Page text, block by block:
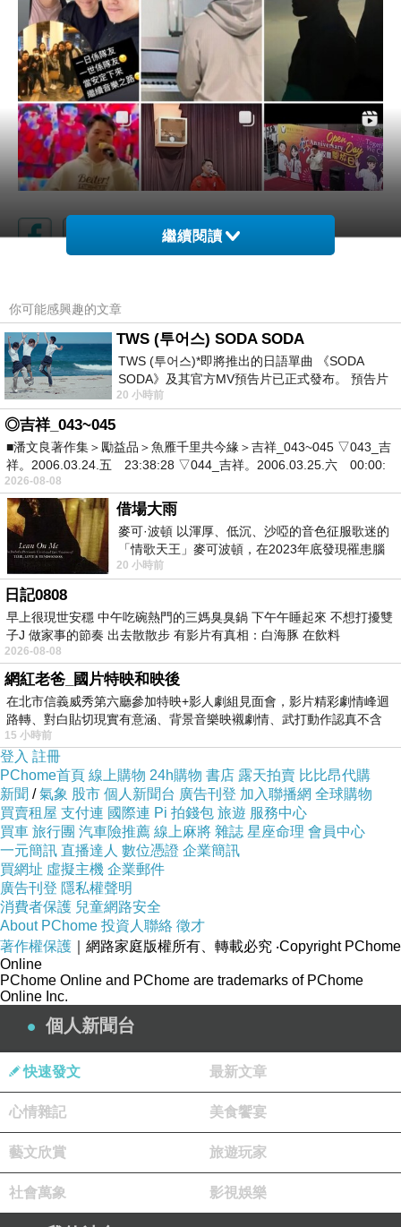
下一篇：[2000-10-09] 青年跳樓死母傷心失蹤
繼續閱讀
你可能感興趣的文章
TWS (투어스) SODA SODA
TWS (투어스)*即將推出的日語單曲 《SODA
SODA》及其官方MV預告片已正式發布。 預告片
一經發布， 就引發了粉絲們對這次夏季回
20 小時前
◎吉祥_043~045
■潘文良著作集＞勵益品＞魚雁千里共今緣＞吉祥_043~045 ▽043_吉
祥。2006.03.24.五 23:38:28 ▽044_吉祥。2006.03.25.六 00:00:
2026-08-08
借場大雨
麥可·波頓 以渾厚、低沉、沙啞的音色征服歌迷的
「情歌天王」麥可波頓，在2023年底發現罹患腦
瘤「祈禱早日康復，一切都好」。
20 小時前
日記0808
早上很現世安穩 中午吃碗熱門的三媽臭臭鍋 下午午睡起來 不想打擾雙
子J 做家事的節奏 出去散散步 有影片有真相：白海豚 在飲料
2026-08-08
網紅老爸_國片特映和映後
在北市信義威秀第六廳參加特映+影人劇組見面會，影片精彩劇情峰迴
路轉、對白貼切現實有意涵、背景音樂映襯劇情、武打動作認真不含
糊、
15 小時前
登入 註冊
PChome首頁 線上購物 24h購物 書店 露天拍賣 比比昂代購
新聞 /氣象 股市 個人新聞台 廣告刊登 加入聯播網 全球購物
買賣租屋 支付連 國際連 Pi 拍錢包 旅遊 服務中心
買車 旅行團 汽車險推薦 線上麻將 雜誌 星座命理 會員中心
一元簡訊 直播達人 數位憑證 企業簡訊
買網址 虛擬主機 企業郵件
廣告刊登 隱私權聲明
消費者保護 兒童網路安全
About PChome 投資人聯絡 徵才
著作權保護 ｜網路家庭版權所有、轉載必究 ‧Copyright PChome
Online
PChome Online and PChome are trademarks of PChome
Online Inc.
個人新聞台
快速發文 最新文章
心情雜記 美食饗宴
藝文欣賞 旅遊玩家
社會萬象 影視娛樂